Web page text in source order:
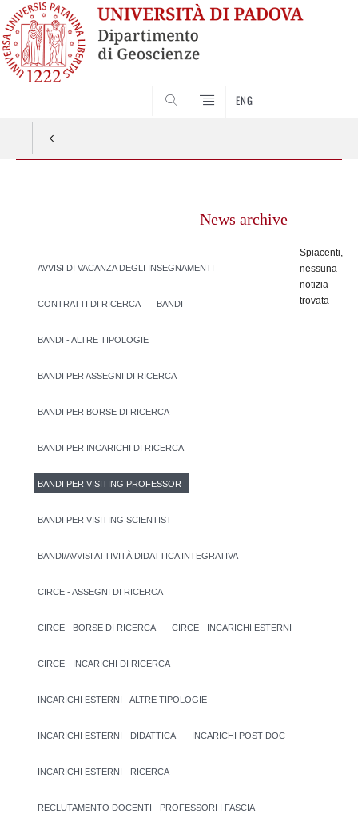
ENG
News archive
AVVISI DI VACANZA DEGLI INSEGNAMENTI
CONTRATTI DI RICERCA BANDI
BANDI - ALTRE TIPOLOGIE
BANDI PER ASSEGNI DI RICERCA
BANDI PER BORSE DI RICERCA
BANDI PER INCARICHI DI RICERCA
BANDI PER VISITING PROFESSOR
BANDI PER VISITING SCIENTIST
BANDI/AVVISI ATTIVITÀ DIDATTICA INTEGRATIVA
CIRCE - ASSEGNI DI RICERCA
CIRCE - BORSE DI RICERCA CIRCE - INCARICHI ESTERNI
CIRCE - INCARICHI DI RICERCA
INCARICHI ESTERNI - ALTRE TIPOLOGIE
INCARICHI ESTERNI - DIDATTICA INCARICHI POST-DOC
INCARICHI ESTERNI - RICERCA
RECLUTAMENTO DOCENTI - PROFESSORI I FASCIA
Spiacenti,
nessuna
notizia
trovata